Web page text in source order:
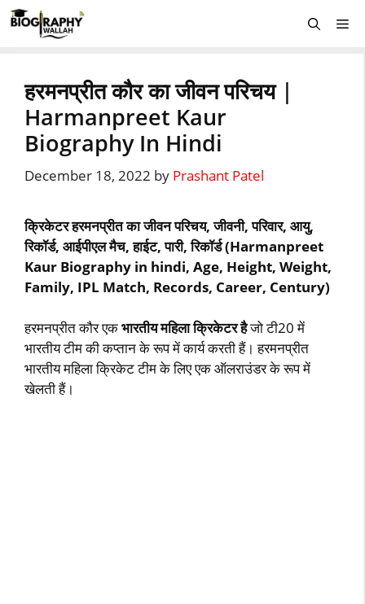
Skip
to
हरमनप्रीत कौर का जीवन परिचय |
Harmanpreet Kaur
Biography In Hindi
December 18, 2022 by Prashant Patel
क्रिकेटर हरमनप्रीत का जीवन परिचय, जीवनी, परिवार, आयु,
रिकॉर्ड, आईपीएल मैच, हाईट, पारी, रिकॉर्ड (Harmanpreet
Kaur Biography in hindi, Age, Height, Weight,
Family, IPL Match, Records, Career, Century)
हरमनप्रीत कौर एकभारतीय महिला क्रिकेटर हैजो टी20 में
भारतीय टीम की कप्‍तान के रूप में कार्य करती हैं। हरमनप्रीत
भारतीय महिला क्रिकेट टीम के लिए एक ऑलराउंडर के रूप में
खेलती हैं।